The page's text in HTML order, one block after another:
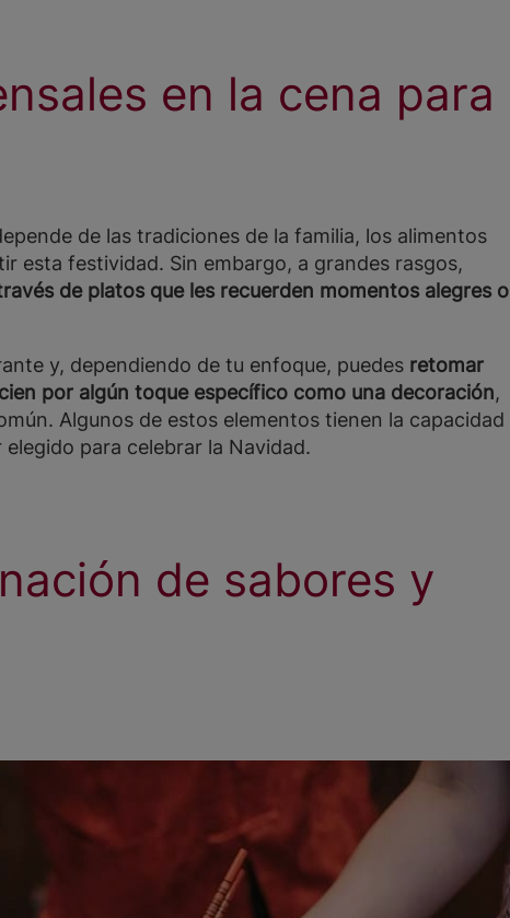
en la cena para
de las tradiciones de la familia, los alimentos
esta festividad. Sin embargo, a grandes rasgos,
de platos que les recuerden momentos alegres o
y, dependiendo de tu enfoque, puedes retomar
por algún toque específico como una decoración,
Algunos de estos elementos tienen la capacidad
para celebrar la Navidad.
de sabores y